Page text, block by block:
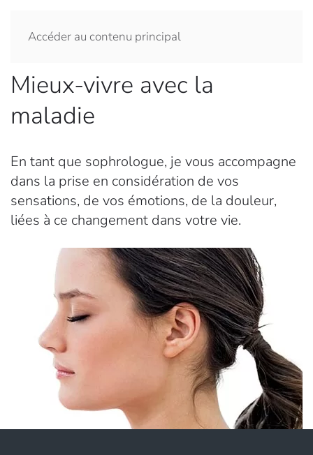
Accéder au contenu principal
Mieux-vivre avec la
maladie
En tant que sophrologue, je vous accompagne
dans la prise en considération de vos
sensations, de vos émotions, de la douleur,
liées à ce changement dans votre vie.